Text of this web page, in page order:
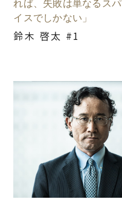
れば、失敗は単なるスパ
イスでしかない」
鈴木 啓太 #1